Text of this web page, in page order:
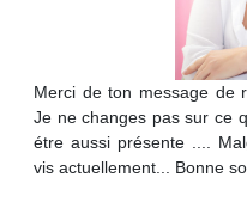
Merci de ton message de
Je ne changes pas sur ce
étre aussi présente ....
vis actuellement... Bonne